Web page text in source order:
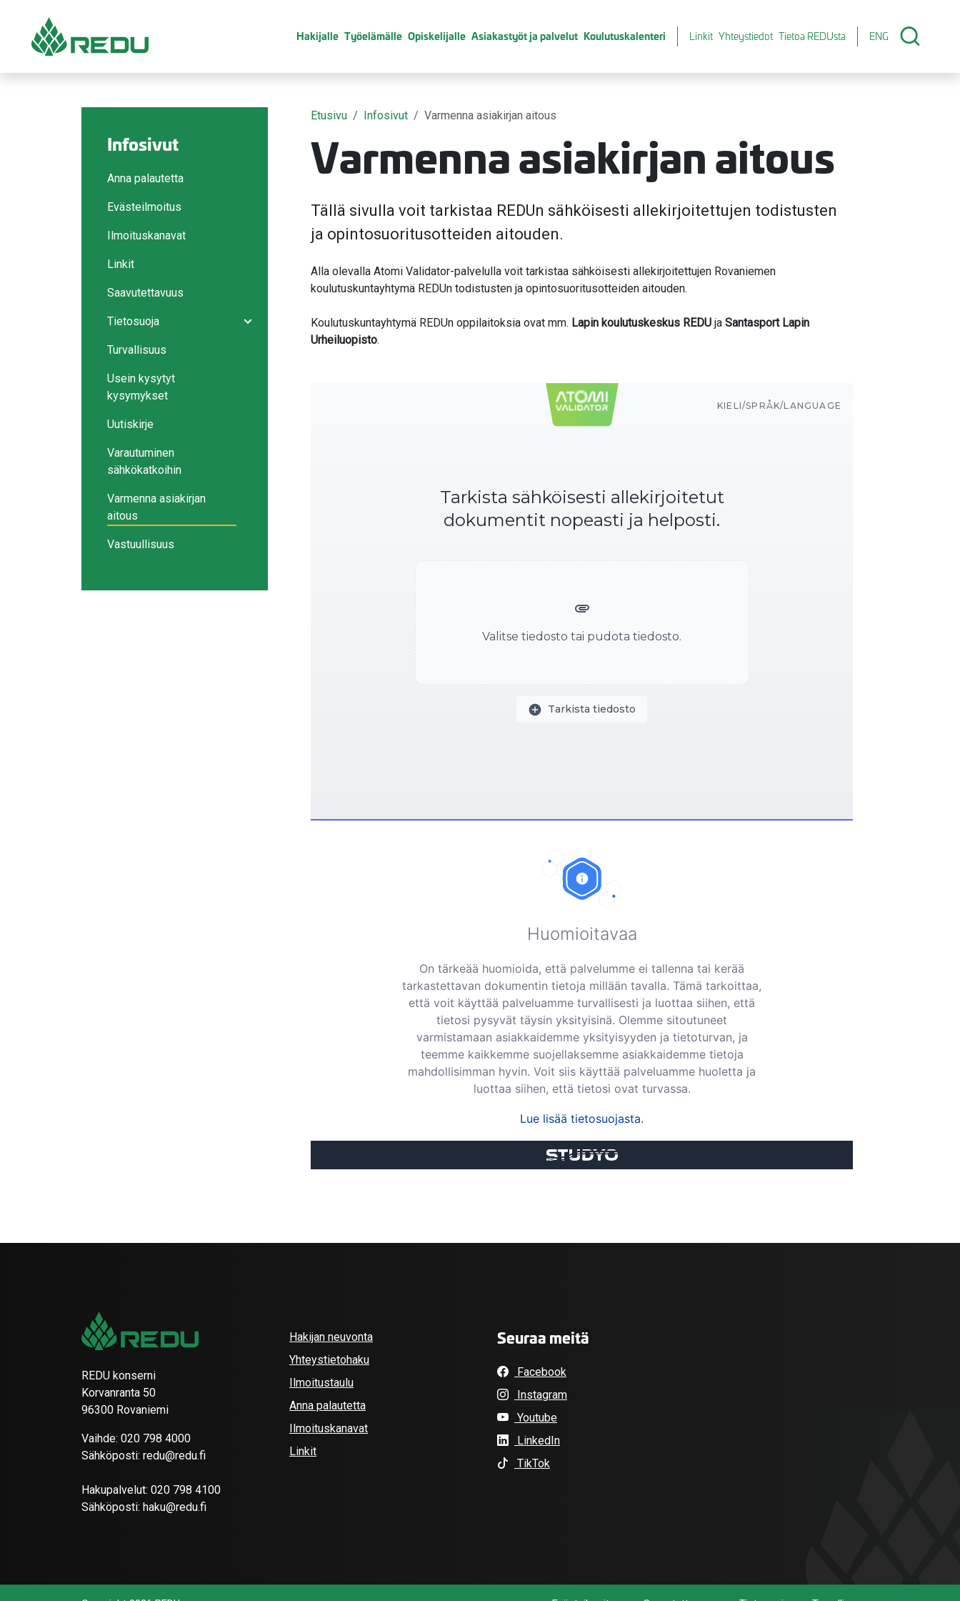
Hakijalle Työelämälle Opiskelijalle Asiakastyöt ja palvelut Koulutuskalenteri Linkit Yhteystiedot Tietoa REDUsta ENG
Infosivut
Anna palautetta
Evästeilmoitus
Ilmoituskanavat
Linkit
Saavutettavuus
Avaa/sulje alavalikko
Tietosuoja
Turvallisuus
Usein kysytyt
kysymykset
Uutiskirje
Varautuminen
sähkökatkoihin
Varmenna asiakirjan
aitous
Vastuullisuus
Etusivu Infosivut Varmenna asiakirjan aitous
Varmenna asiakirjan aitous
Tällä sivulla voit tarkistaa REDUn sähköisesti allekirjoitettujen todistusten
ja opintosuoritusotteiden aitouden.
Alla olevalla Atomi Validator-palvelulla voit tarkistaa sähköisesti allekirjoitettujen Rovaniemen
koulutuskuntayhtymä REDUn todistusten ja opintosuoritusotteiden aitouden.
Koulutuskuntayhtymä REDUn oppilaitoksia ovat mm. Lapin koulutuskeskus REDU ja Santasport Lapin
Urheiluopisto.
REDU konserni
Korvanranta 50
96300 Rovaniemi
Vaihde: 020 798 4000
Sähköposti: redu@redu.fi
Hakupalvelut: 020 798 4100
Sähköposti: haku@redu.fi
Hakijan neuvonta
Yhteystietohaku
Ilmoitustaulu
Anna palautetta
Ilmoituskanavat
Linkit
Seuraa meitä
Facebook
Instagram
Youtube
LinkedIn
TikTok